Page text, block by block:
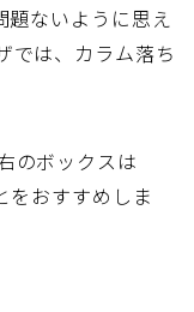
ないように思え
では、カラム落ち
のボックスは
をおすすめしま